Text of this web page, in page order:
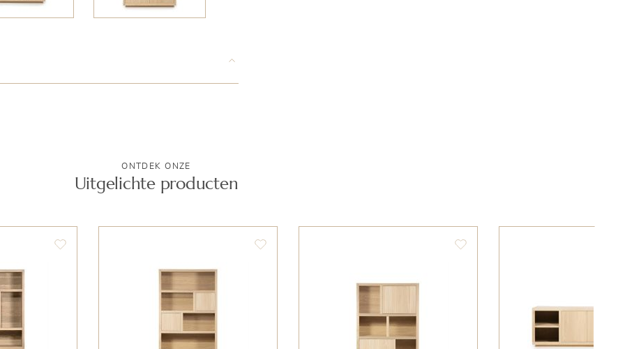
ONTDEK ONZE
Uitgelichte producten